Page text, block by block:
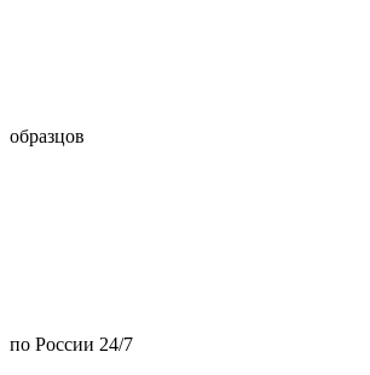
образцов
по России 24/7